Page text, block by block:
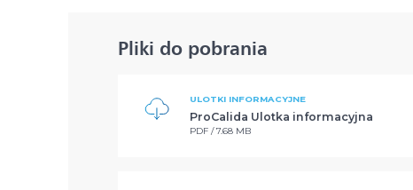
Pliki do pobrania
ULOTKI INFORMACYJNE
ProCalida Ulotka informacyjna
PDF / 7.68 MB